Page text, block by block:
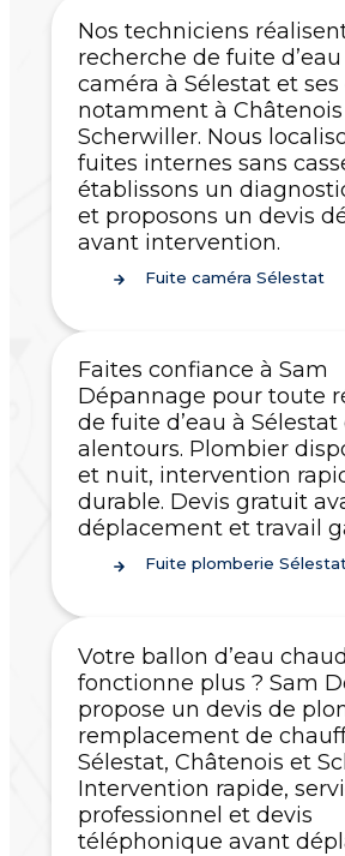
Nos techniciens
recherche de fuite
caméra à Sélestat et ses
notamment à
Scherwiller. Nous
fuites internes sans
établissons un
et proposons un devis
avant intervention.
Fuite caméra Sélestat
Faites confiance à Sam
Dépannage pour toute
de fuite d’eau à Sélestat
alentours. Plombier
et nuit, intervention
durable. Devis gratuit
déplacement et travail
Fuite plomberie
Votre ballon d’eau
fonctionne plus ? Sam
propose un devis de
remplacement de
Sélestat, Châtenois et
Intervention rapide,
professionnel et devis
téléphonique avant